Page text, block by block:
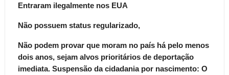
Entraram ilegalmente nos EUA
Não possuem status regularizado,
Não podem provar que moram no país há pelo menos
dois anos, sejam alvos prioritários de deportação
imediata. Suspensão da cidadania por nascimento: O